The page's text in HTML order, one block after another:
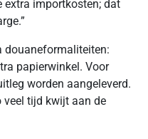
extra importkosten; dat
douaneformaliteiten:
papierwinkel. Voor
worden aangeleverd.
veel tijd kwijt aan de